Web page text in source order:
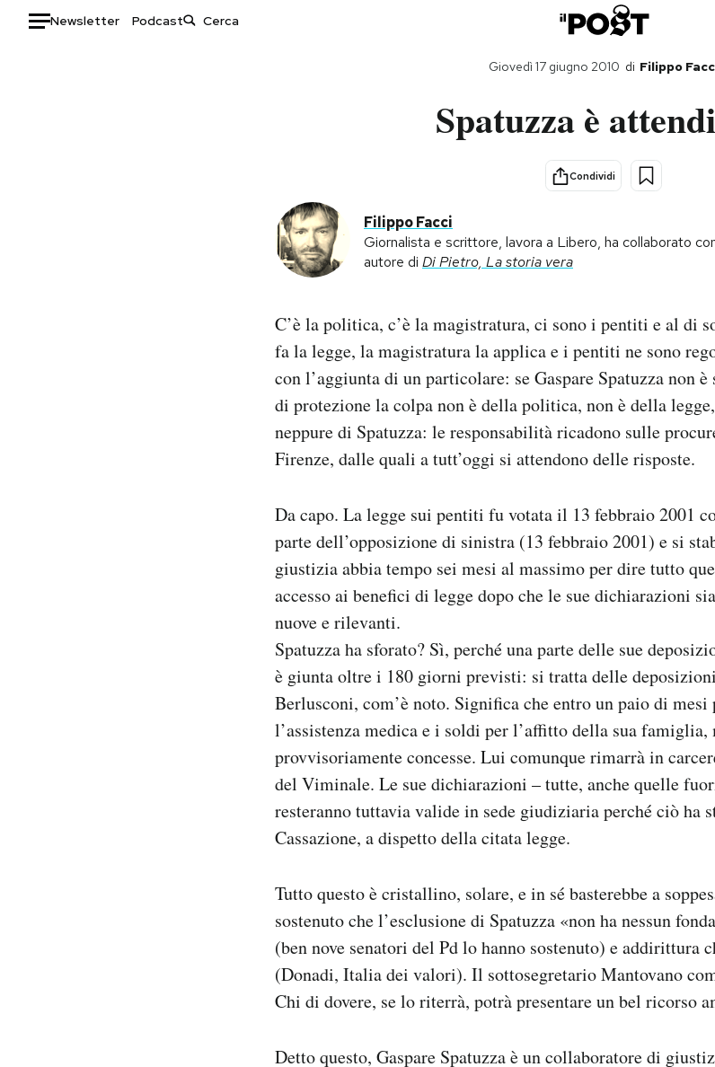
Newsletter Podcast
Storie/Idee
Ok Boomer!
Altrecose
Mondiali calcio 2026
di Filippo
Giovedì 17 giugno 2010
Spatuzza è
Condividi
Filippo Facci
Giornalista e scrittore, lavora a Libero, ha collaborato
autore di Di Pietro, La storia vera
C’è la politica, c’è la magistratura, ci sono i pentiti e al di
fa la legge, la magistratura la applica e i pentiti ne sono
con l’aggiunta di un particolare: se Gaspare Spatuzza non
di protezione la colpa non è della politica, non è della
neppure di Spatuzza: le responsabilità ricadono sulle
Firenze, dalle quali a tutt’oggi si attendono delle risposte.
Da capo. La legge sui pentiti fu votata il 13 febbraio 2001
parte dell’opposizione di sinistra (13 febbraio 2001) e si
giustizia abbia tempo sei mesi al massimo per dire tutto
accesso ai benefici di legge dopo che le sue dichiarazioni
nuove e rilevanti.
Spatuzza ha sforato? Sì, perché una parte delle sue
è giunta oltre i 180 giorni previsti: si tratta delle
Berlusconi, com’è noto. Significa che entro un paio di mesi
l’assistenza medica e i soldi per l’affitto della sua
provvisoriamente concesse. Lui comunque rimarrà in
del Viminale. Le sue dichiarazioni – tutte, anche quelle
resteranno tuttavia valide in sede giudiziaria perché ciò ha
Cassazione, a dispetto della citata legge.
Tutto questo è cristallino, solare, e in sé basterebbe a
sostenuto che l’esclusione di Spatuzza «non ha nessun
(ben nove senatori del Pd lo hanno sostenuto) e addirittura
(Donadi, Italia dei valori). Il sottosegretario Mantovano
Chi di dovere, se lo riterrà, potrà presentare un bel ricorso
Detto questo, Gaspare Spatuzza è un collaboratore di